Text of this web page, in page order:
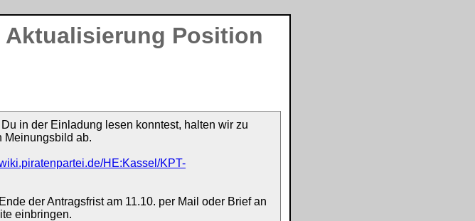
Aktualisierung Position
in der Einladung lesen konntest, halten wir zu
Meinungsbild ab.
HE:Kassel/KPT-
der Antragsfrist am 11.10. per Mail oder Brief an
einbringen.